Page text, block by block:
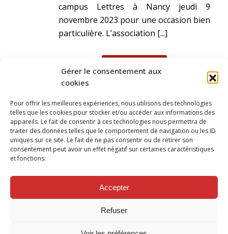
Gérer le consentement aux
cookies
Pour offrir les meilleures expériences, nous utilisons des technologies
telles que les cookies pour stocker et/ou accéder aux informations des
appareils. Le fait de consentir à ces technologies nous permettra de
traiter des données telles que le comportement de navigation ou les ID
uniques sur ce site. Le fait de ne pas consentir ou de retirer son
consentement peut avoir un effet négatif sur certaines caractéristiques
et fonctions.
Accepter
Refuser
campus Lettres à Nancy jeudi 9
novembre 2023 pour une occasion bien
particulière. L’association [...]